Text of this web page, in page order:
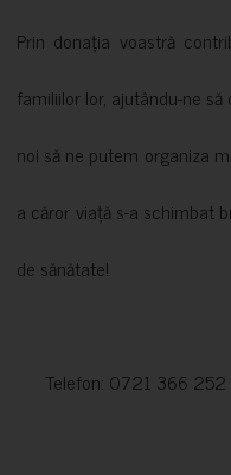
Prin donația voastră
familiilor lor, ajutându-ne
noi să ne putem organiza
a căror viață s-a schimbat
de sănătate!
Telefon: 0721 366